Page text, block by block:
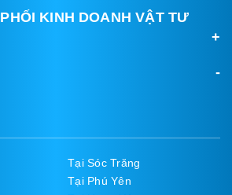
KINH DOANH VẬT TƯ
Tại Sóc Trăng
Tại Phú Yên